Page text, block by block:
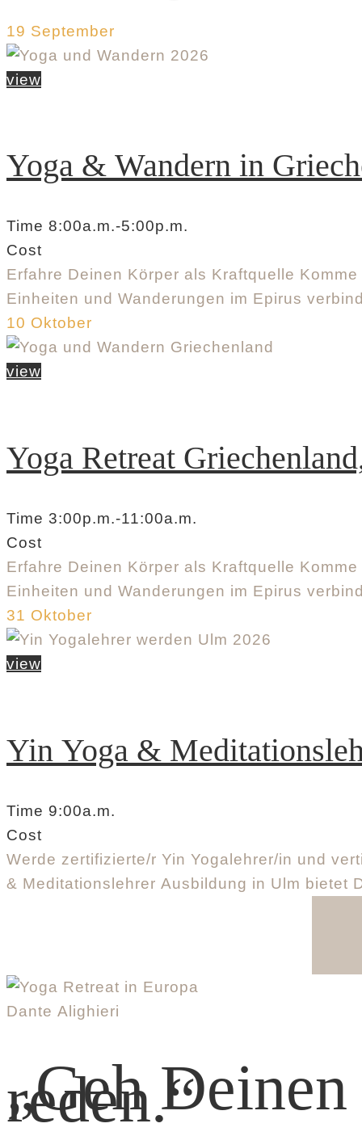
19 September
view
Yoga & Wandern in
Time 8:00a.m.-5:00p.m.
Cost
Erfahre Deinen Körper als Kraftquelle
Einheiten und Wanderungen im Epirus
10 Oktober
view
Yoga Retreat
Time 3:00p.m.-11:00a.m.
Cost
Erfahre Deinen Körper als Kraftquelle
Einheiten und Wanderungen im Epirus
31 Oktober
view
Yin Yoga &
Time 9:00a.m.
Cost
Werde zertifizierte/r Yin Yogalehrer/in und
& Meditationslehrer Ausbildung in Ulm bietet
Dante Alighieri
„Geh
reden.“